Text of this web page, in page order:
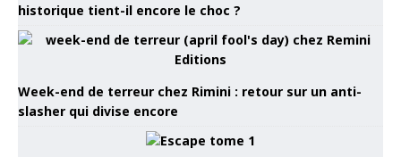
historique tient-il encore le choc ?
Week-end de terreur chez Rimini : retour sur un anti-
slasher qui divise encore